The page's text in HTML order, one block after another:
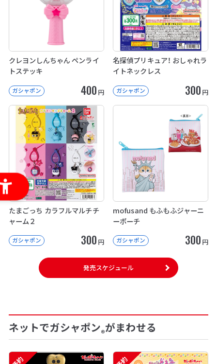
クレヨンしんちゃん ペンライ
トステッキ
ガシャポン 400 円
名探偵プリキュア！ おしゃれラ
イトネックレス
ガシャポン 300 円
たまごっち カラフルマルチチ
ャーム２
ガシャポン 300 円
mofusand もふもふジャーニ
ーポーチ
ガシャポン 300 円
発売スケジュール
ネットでガシャポン®がまわせる